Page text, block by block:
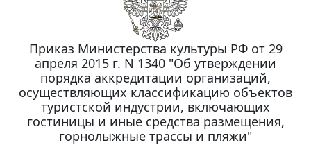
Приказ Министерства культуры РФ от 29
апреля 2015 г. N 1340 "Об утверждении
порядка аккредитации организаций,
осуществляющих классификацию объектов
туристской индустрии, включающих
гостиницы и иные средства размещения,
горнолыжные трассы и пляжи"